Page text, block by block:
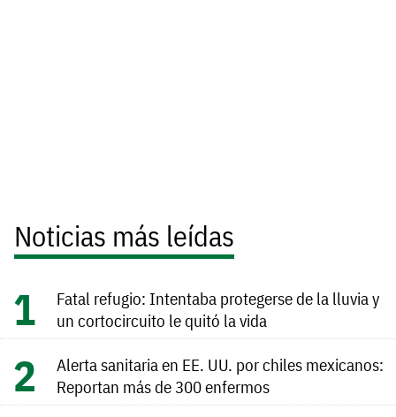
Noticias más leídas
Fatal refugio: Intentaba protegerse de la lluvia y
un cortocircuito le quitó la vida
Alerta sanitaria en EE. UU. por chiles mexicanos:
Reportan más de 300 enfermos